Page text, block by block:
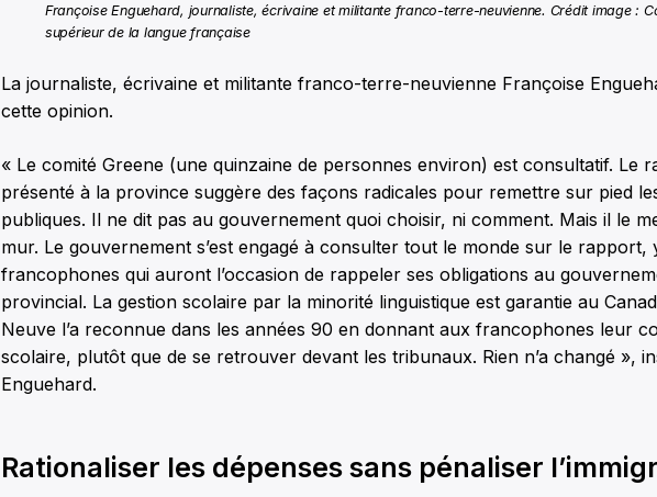
Françoise Enguehard, journaliste, écrivaine et militante franco-terre-neuvienne. Crédit image :
supérieur de la langue française
La journaliste, écrivaine et militante franco-terre-neuvienne Françoise
cette opinion.
« Le comité Greene (une quinzaine de personnes environ) est consultatif. Le
présenté à la province suggère des façons radicales pour remettre sur pied
publiques. Il ne dit pas au gouvernement quoi choisir, ni comment. Mais il le
mur. Le gouvernement s’est engagé à consulter tout le monde sur le rapport,
francophones qui auront l’occasion de rappeler ses obligations au
provincial. La gestion scolaire par la minorité linguistique est garantie au
Neuve l’a reconnue dans les années 90 en donnant aux francophones leur
scolaire, plutôt que de se retrouver devant les tribunaux. Rien n’a changé »,
Enguehard.
Rationaliser les dépenses sans pénaliser